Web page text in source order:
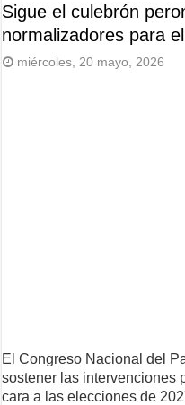
Sigue el culebrón
normalizadores para
miércoles, 20 mayo, 2026
El Congreso Nacional del
sostener las intervenciones
cara a las elecciones de